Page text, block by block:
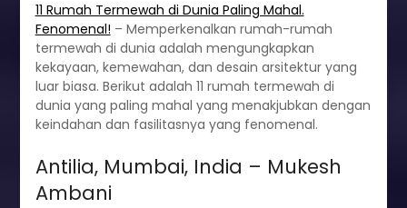
11 Rumah Termewah di Dunia Paling Mahal.
Fenomenal! – Memperkenalkan rumah-rumah
termewah di dunia adalah mengungkapkan
kekayaan, kemewahan, dan desain arsitektur yang
luar biasa. Berikut adalah 11 rumah termewah di
dunia yang paling mahal yang menakjubkan dengan
keindahan dan fasilitasnya yang fenomenal.
Antilia, Mumbai, India – Mukesh
Ambani